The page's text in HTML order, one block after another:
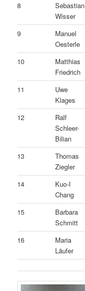
8
Sebastian
Wisser
9
Manuel
Oesterle
10
Matthias
Friedrich
11
Uwe
Klages
12
Ralf
Schleer-
Bilian
13
Thomas
Ziegler
14
Kuo-I
Chang
15
Barbara
Schmitt
16
Maria
Läufer